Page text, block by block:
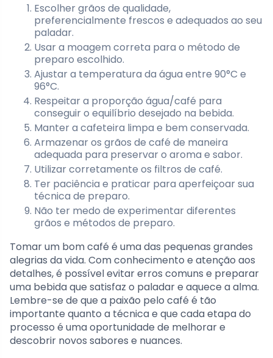
Escolher grãos de qualidade,
preferencialmente frescos e adequados ao seu
paladar.
Usar a moagem correta para o método de
preparo escolhido.
Ajustar a temperatura da água entre 90°C e
96°C.
Respeitar a proporção água/café para
conseguir o equilíbrio desejado na bebida.
Manter a cafeteira limpa e bem conservada.
Armazenar os grãos de café de maneira
adequada para preservar o aroma e sabor.
Utilizar corretamente os filtros de café.
Ter paciência e praticar para aperfeiçoar sua
técnica de preparo.
Não ter medo de experimentar diferentes
grãos e métodos de preparo.
Tomar um bom café é uma das pequenas grandes
alegrias da vida. Com conhecimento e atenção aos
detalhes, é possível evitar erros comuns e preparar
uma bebida que satisfaz o paladar e aquece a alma.
Lembre-se de que a paixão pelo café é tão
importante quanto a técnica e que cada etapa do
processo é uma oportunidade de melhorar e
descobrir novos sabores e nuances.